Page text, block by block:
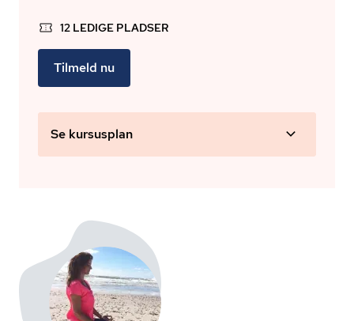
12 LEDIGE PLADSER
Tilmeld nu
Se kursusplan